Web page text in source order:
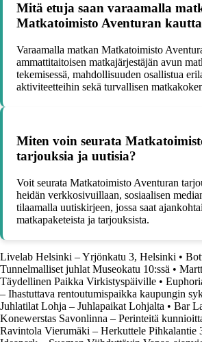
Mitä etuja saan varaamalla
Matkatoimisto Aventuran
Varaamalla matkan Matkatoimisto
ammattitaitoisen matkajärjestäjän avun
tekemisessä, mahdollisuuden osallistua
aktiviteetteihin sekä turvallisen
Miten voin seurata
tarjouksia ja uutisia?
Voit seurata Matkatoimisto Aventuran
heidän verkkosivuillaan, sosiaalisen
tilaamalla uutiskirjeen, jossa saat
matkapaketeista ja tarjouksista.
Livelab Helsinki – Yrjönkatu 3, Helsinki •
Tunnelmalliset juhlat Museokatu 10:ssä •
Täydellinen Paikka Virkistyspäiville •
– Ihastuttava rentoutumispaikka kaupungin
Juhlatilat Lohja – Juhlapaikat Lohjalta • Bar
Konewerstas Savonlinna – Perinteitä
Ravintola Vierumäki – Herkuttele Pihkalantie